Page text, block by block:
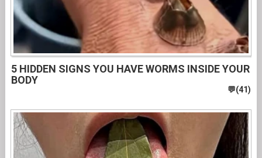
5 HIDDEN SIGNS YOU HAVE WORMS INSIDE YOUR
BODY